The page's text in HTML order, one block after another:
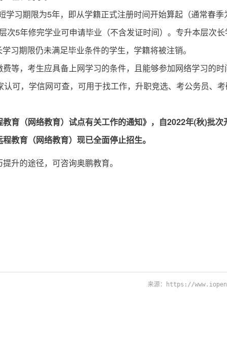
习期限为5年，即从学籍正式注册时间开始算起（通常春季
次5年修完学业可申请毕业（不含发证时间）。专升本层次长
习期限仍未满足毕业条件的学生，学籍将被注销。
等，考生应具备上网学习的条件，且能够参加网络学习的时
可，学信网可查，可用于找工作，升职竞选、考公务员、
育（网络教育）试点有关工作的通知》，自2022年(秋)批次
教育（网络教育） 现已全面停止招生。
升的途径，可咨询奥鹏教育。
来源：https://